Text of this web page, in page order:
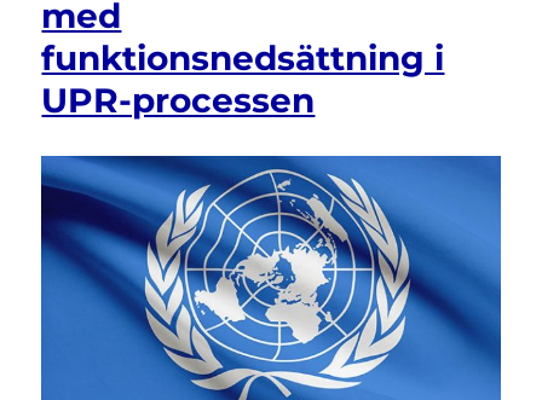
med
funktionsnedsättning i
UPR-processen